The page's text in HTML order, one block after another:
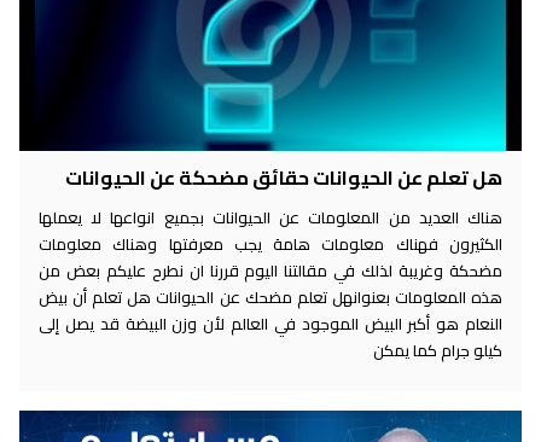
هل تعلم عن الحيوانات حقائق مضحكة عن الحيوانات
هناك العديد من المعلومات عن الحيوانات بجميع انواعها لا يعملها
الكثيرون فهناك معلومات هامة يجب معرفتها وهناك معلومات
مضحكة وغريبة لذلك في مقالتنا اليوم قررنا ان نطرح عليكم بعض من
هذه المعلومات بعنوانهل تعلم مضحك عن الحيوانات هل تعلم أن بيض
النعام هو أكبر البيض الموجود في العالم لأن وزن البيضة قد يصل إلى
كيلو جرام كما يمكن